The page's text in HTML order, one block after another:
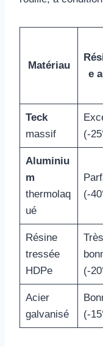
Matériau
e
Teck
massif
(-
Aluminiu
m
thermolaq
ué
(-
Résine
tressée
HDPe
Très
(-
Acier
galvanisé
(-